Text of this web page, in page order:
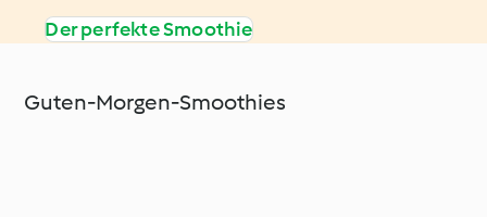
Der perfekte Smoothie
Guten-Morgen-Smoothies